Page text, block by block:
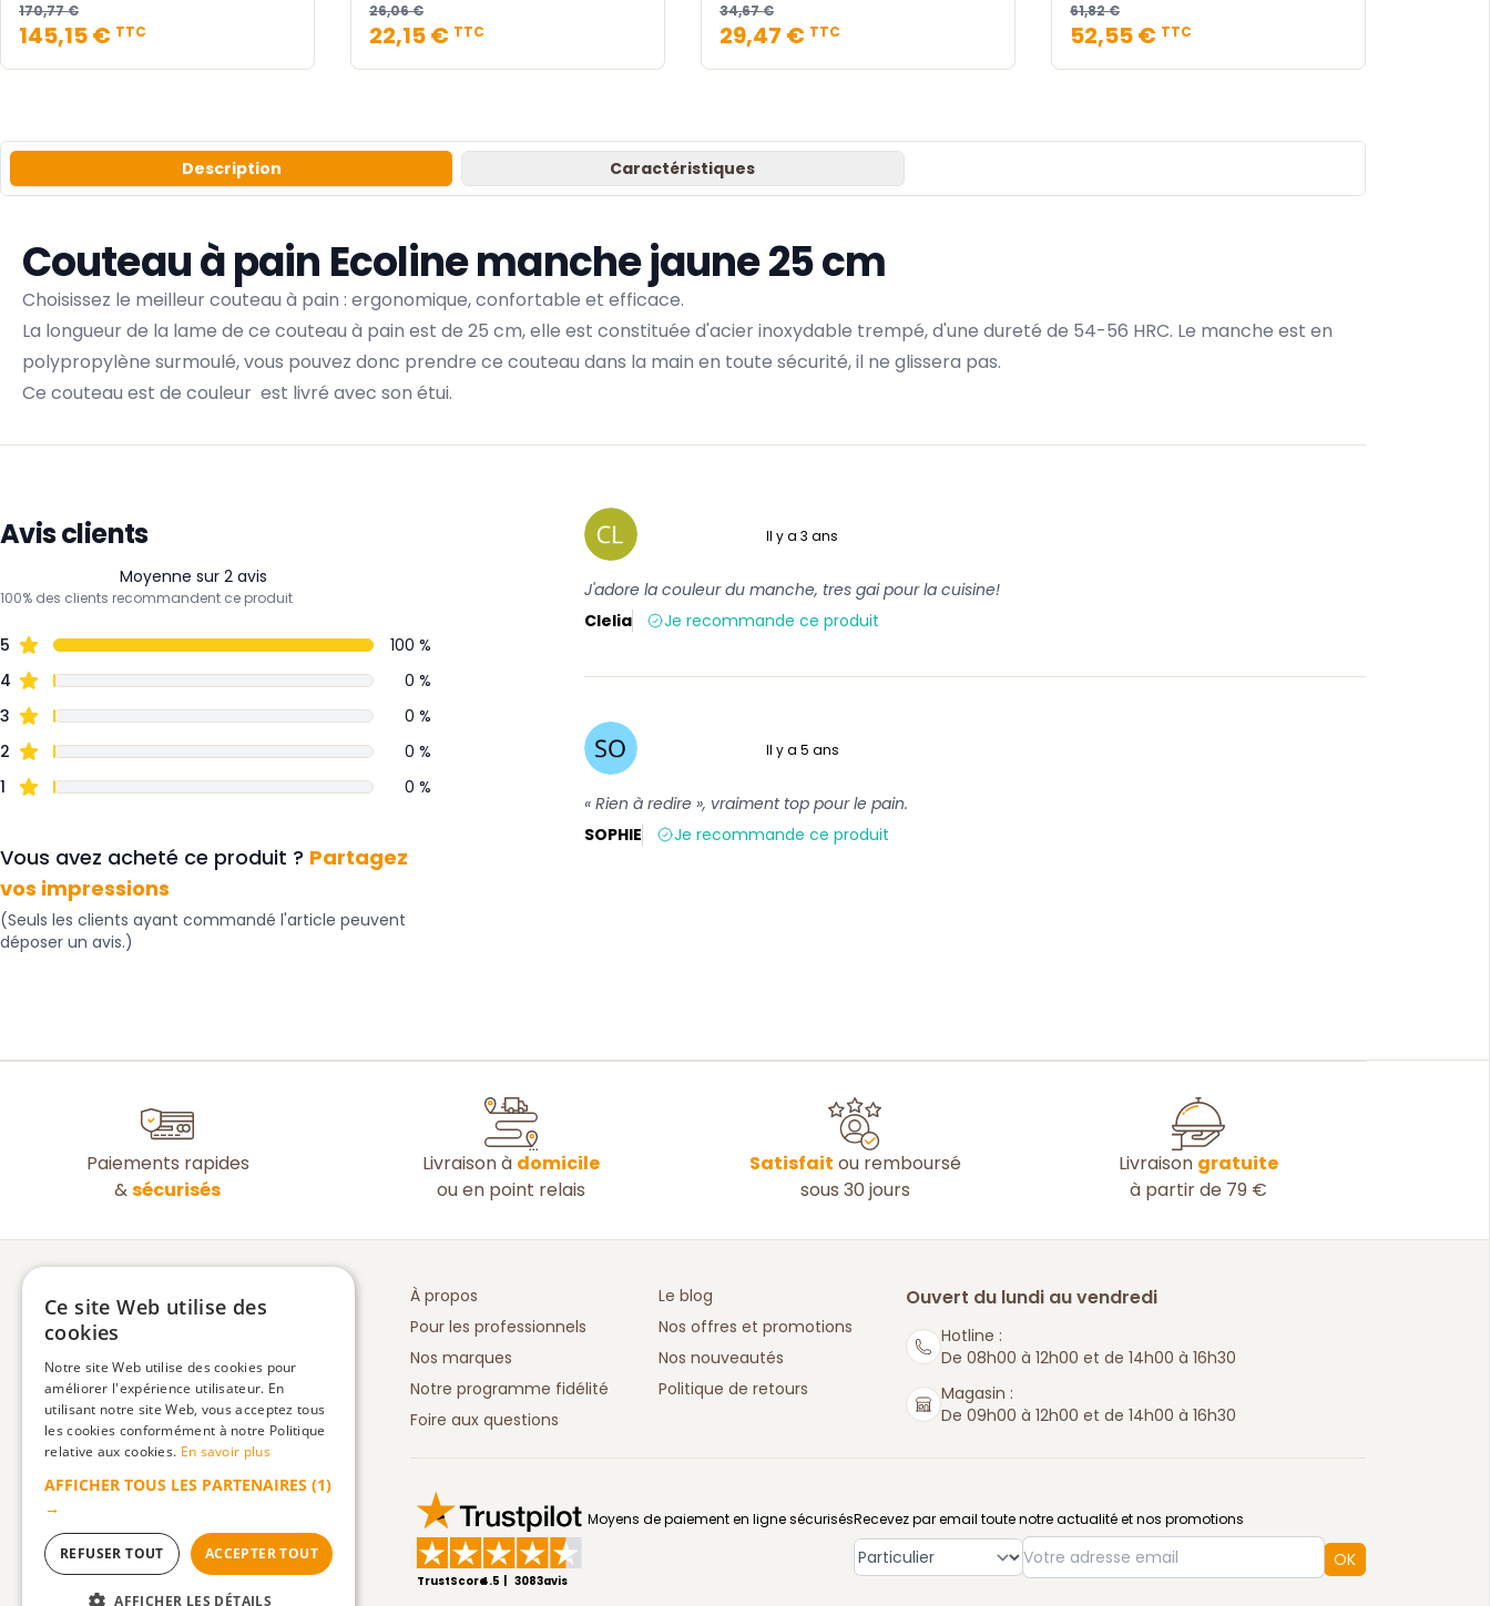
170,77 €
145,15 € TTC
26,06 €
22,15 € TTC
34,67 €
29,47 € TTC
61,82 €
52,55 € TTC
Description Caractéristiques
Couteau à pain Ecoline manche jaune 25 cm
Choisissez le meilleur couteau à pain : ergonomique, confortable et efficace.
La longueur de la lame de ce couteau à pain est de 25 cm, elle est constituée d'acier inoxydable trempé, d'une dureté de 54-56 HRC. Le manche est en
polypropylène surmoulé, vous pouvez donc prendre ce couteau dans la main en toute sécurité, il ne glissera pas.
Ce couteau est de couleur est livré avec son étui.
Avis clients
Moyenne sur 2 avis
100% des clients recommandent ce produit
5
100 %
4
0 %
3
0 %
2
0 %
1
0 %
Vous avez acheté ce produit ? Partagez
vos impressions
(Seuls les clients ayant commandé l'article peuvent
déposer un avis.)
Il y a 3 ans
J'adore la couleur du manche, tres gai pour la cuisine!
Clelia
Je recommande ce produit
Il y a 5 ans
« Rien à redire », vraiment top pour le pain.
SOPHIE
Je recommande ce produit
Paiements rapides
&sécurisés
Livraison à domicile
ou en point relais
Satisfait ou remboursé
sous 30 jours
Livraison gratuite
à partir de 79 €
À propos
Le blog
Pour les professionnels
Nos offres et promotions
Nos marques
Nos nouveautés
Notre programme fidélité
Politique de retours
Foire aux questions
Ouvert du lundi au vendredi
Hotline :
De 08h00 à 12h00 et de 14h00 à 16h30
Magasin :
De 09h00 à 12h00 et de 14h00 à 16h30
Truspilot : La Boutique des chefs
TrustScore4.5 3083avis
Moyens de paiement en ligne sécurisésRecevez par email toute notre actualité et nos promotions
Type de compte OK
Ce site Web utilise des
cookies
Notre site Web utilise des cookies pour
améliorer l'expérience utilisateur. En
utilisant notre site Web, vous acceptez tous
les cookies conformément à notre Politique
relative aux cookies. En savoir plus
AFFICHER TOUS LES PARTENAIRES (1)
→
ACCEPTER TOUT
REFUSER TOUT
AFFICHER LES DÉTAILS